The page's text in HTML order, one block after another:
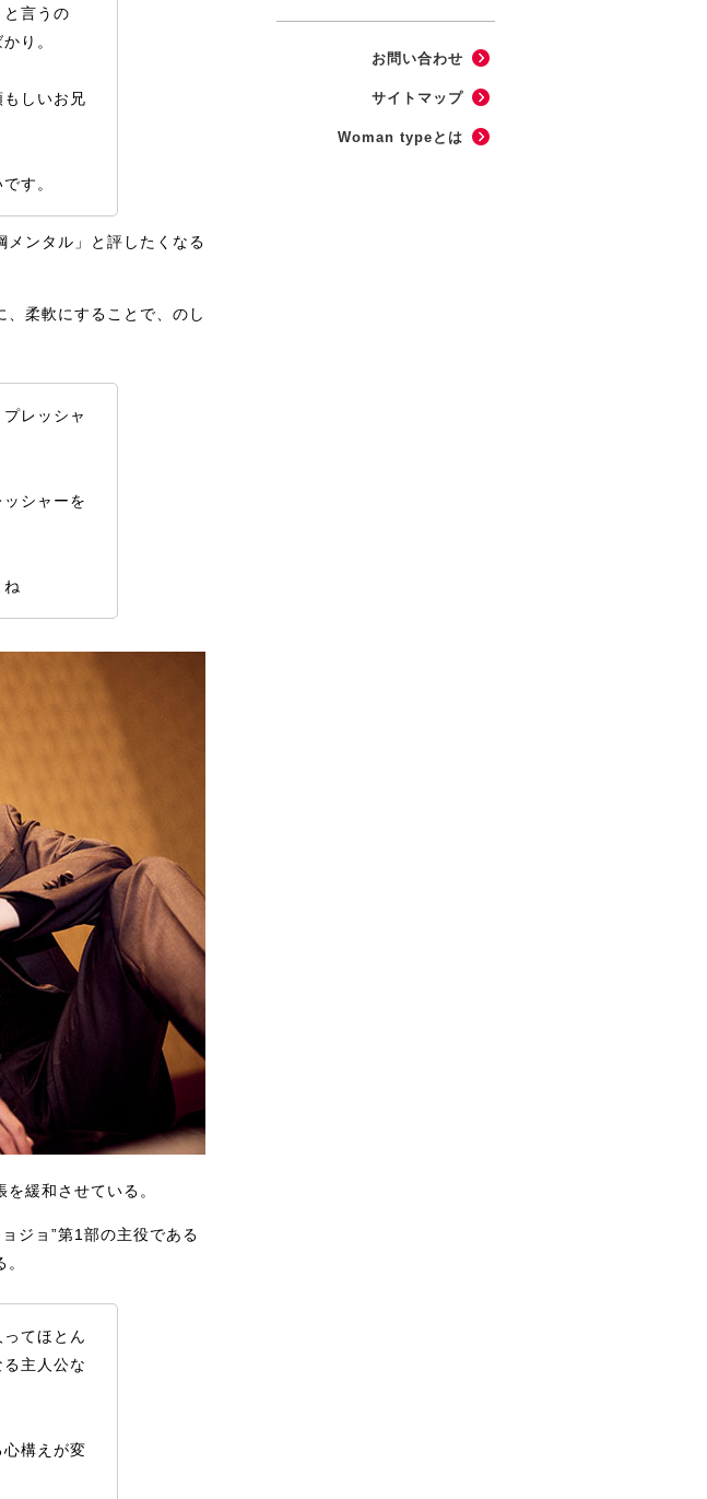
言うの
り。
しいお兄
す。
メンタル」と評したくなる
柔軟にすることで、のし
レッシャ
シャーを
緩和させている。
ジョ”第1部の主役である
てほとん
主人公な
構えが変
お問い合わせ
サイトマップ
Woman typeとは